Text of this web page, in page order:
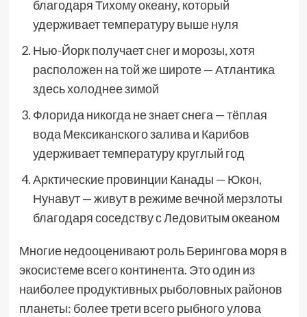
благодаря Тихому океану, который
удерживает температуру выше нуля
Нью-Йорк получает снег и морозы, хотя
расположен на той же широте — Атлантика
здесь холоднее зимой
Флорида никогда не знает снега — тёплая
вода Мексиканского залива и Карибов
удерживает температуру круглый год
Арктические провинции Канады — Юкон,
Нунавут — живут в режиме вечной мерзлоты
благодаря соседству с Ледовитым океаном
Многие недооценивают роль Берингова моря в
экосистеме всего континента. Это один из
наиболее продуктивных рыболовных районов
планеты: более трети всего рыбного улова